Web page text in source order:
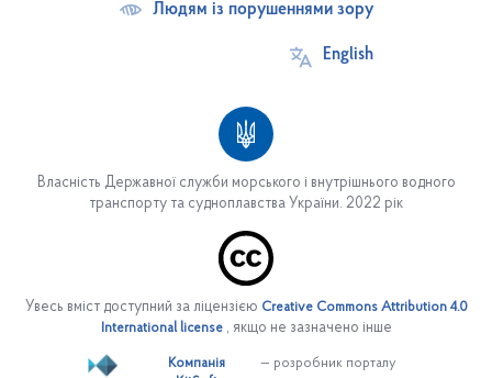
Власність Державної служби морського і внутрішнього водного
транспорту та судноплавства України. 2022 рік
Людям із порушеннями зору
English
Структура служби
Керівництво
Увесь вміст доступний за ліцензією Creative Commons Attribution 4.0
International license, якщо не зазначено інше
Компанія
— розробник порталу